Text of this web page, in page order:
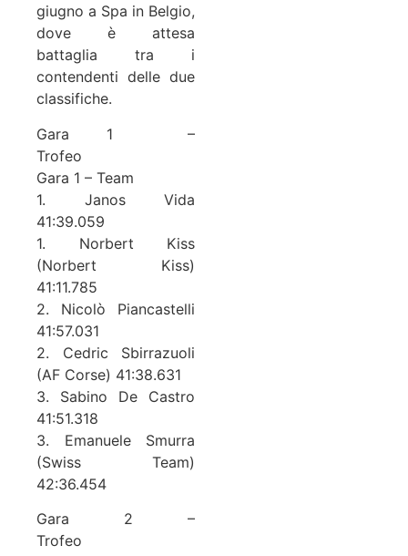
giugno a Spa in Belgio,
dove è attesa
battaglia tra i
contendenti delle due
classifiche.
Gara 1 –
Trofeo
Gara 1 – Team
1. Janos Vida
41:39.059
1. Norbert Kiss
(Norbert Kiss)
41:11.785
2. Nicolò Piancastelli
41:57.031
2. Cedric Sbirrazuoli
(AF Corse) 41:38.631
3. Sabino De Castro
41:51.318
3. Emanuele Smurra
(Swiss Team)
42:36.454
Gara 2 –
Trofeo